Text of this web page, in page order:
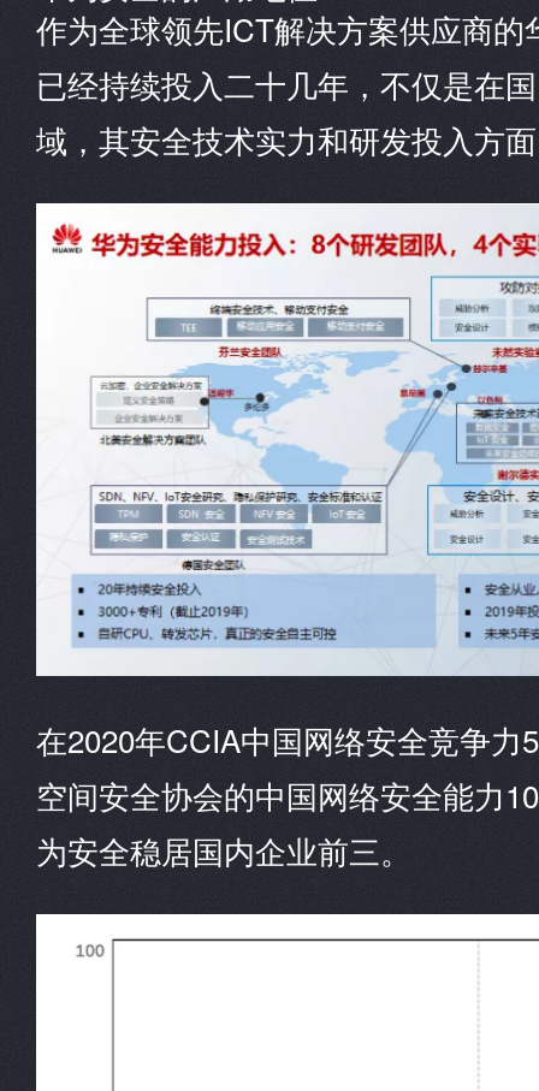
作为全球领先ICT解决方案供应商
已经持续投入二十几年，不仅是在
域，其安全技术实力和研发投入方
在2020年CCIA中国网络安全竞争力
空间安全协会的中国网络安全能力
为安全稳居国内企业前三。